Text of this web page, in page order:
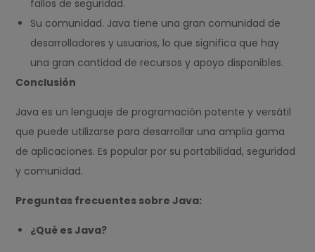
fallos de seguridad.
Su comunidad. Java tiene una gran comunidad de
desarrolladores y usuarios, lo que significa que hay
una gran cantidad de recursos y apoyo disponibles.
Conclusión
Java es un lenguaje de programación potente y versátil
que puede utilizarse para desarrollar una amplia gama
de aplicaciones. Es popular por su portabilidad, seguridad
y comunidad.
Preguntas frecuentes sobre Java:
¿Qué es Java?